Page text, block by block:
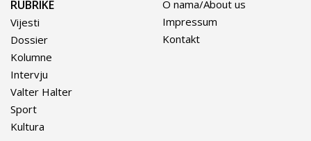
RUBRIKE
Vijesti
Dossier
Kolumne
Intervju
Valter Halter
Sport
Kultura
O nama/About us
Impressum
Kontakt